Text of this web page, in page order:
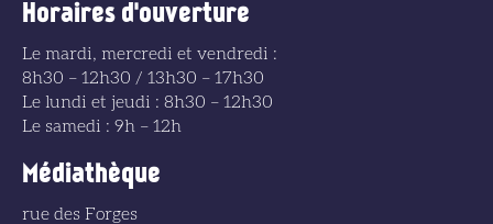
Horaires d'ouverture
Le mardi, mercredi et vendredi :
8h30 – 12h30 / 13h30 – 17h30
Le lundi et jeudi : 8h30 – 12h30
Le samedi : 9h – 12h
Médiathèque
rue des Forges